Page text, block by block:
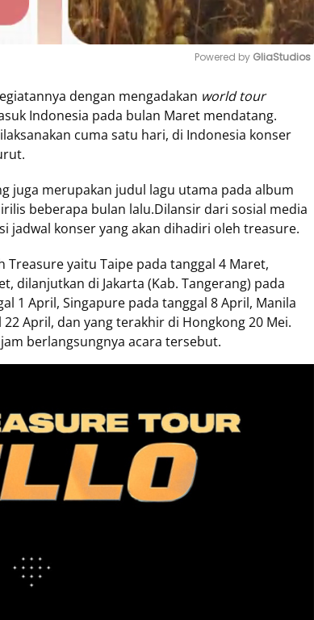
Mute
Powered by GliaStudios
dengan mengadakan world tour
Indonesia pada bulan Maret mendatang.
cuma satu hari, di Indonesia konser
juga merupakan judul lagu utama pada album
beberapa bulan lalu.Dilansir dari sosial media
jadwal konser yang akan dihadiri oleh treasure.
yaitu Taipe pada tanggal 4 Maret,
dilanjutkan di Jakarta (Kab. Tangerang) pada
1 April, Singapure pada tanggal 8 April, Manila
April, dan yang terakhir di Hongkong 20 Mei.
berlangsungnya acara tersebut.